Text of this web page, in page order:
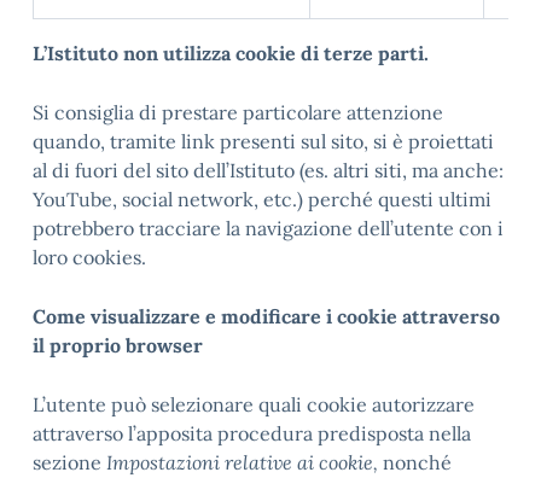
L’Istituto non utilizza cookie di terze parti.
Si consiglia di prestare particolare attenzione
quando, tramite link presenti sul sito, si è proiettati
al di fuori del sito dell’Istituto (es. altri siti, ma anche:
YouTube, social network, etc.) perché questi ultimi
potrebbero tracciare la navigazione dell’utente con i
loro cookies.
Come visualizzare e modificare i cookie attraverso
il proprio browser
L’utente può selezionare quali cookie autorizzare
attraverso l’apposita procedura predisposta nella
sezione Impostazioni relative ai cookie, nonché